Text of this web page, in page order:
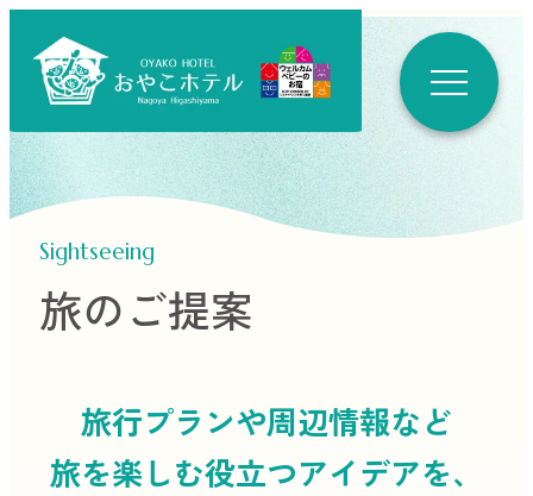
Sightseeing
旅のご提案
旅行プランや周辺情報など
旅を楽しむ役立つアイデアを、